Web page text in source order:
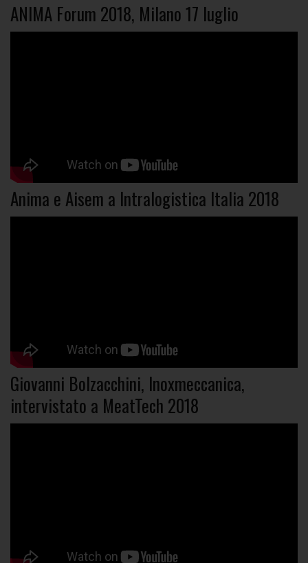
ANIMA Forum 2018, Milano 17 luglio
Anima e Aisem a Intralogistica Italia 2018
Giovanni Bolzacchini, Inoxmeccanica,
intervistato a MeatTech 2018